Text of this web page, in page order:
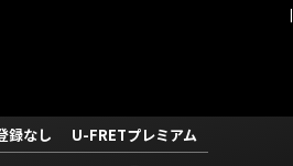
録なし U-FRETプレミアム